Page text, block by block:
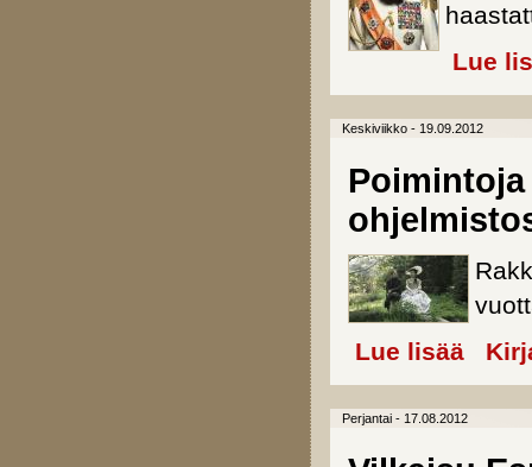
Lue
Keskiviikko - 19.09.2012
Poimintoja
Lue lisää about
Perjantai - 17.08.2012